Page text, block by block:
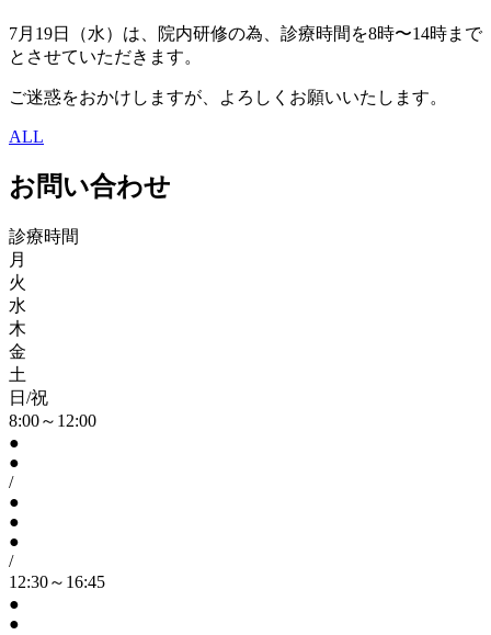
7月19日（水）は、院内研修の為、診療時間を8時〜14時まで
とさせていただきます。
ご迷惑をおかけしますが、よろしくお願いいたします。
ALL
お問い合わせ
診療時間
月
火
水
木
金
土
日/祝
8:00～12:00
●
●
/
●
●
●
/
12:30～16:45
●
●